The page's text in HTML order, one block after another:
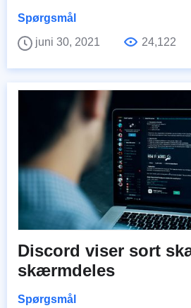
Spørgsmål
juni 30, 2021
24,122
Discord viser sort
skærmdeles
Spørgsmål